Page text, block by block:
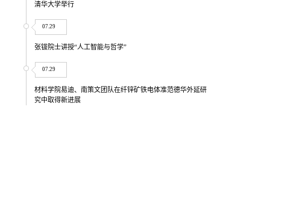
清华大学举行
07.29
张钹院士讲授“人工智能与哲学”
07.29
材料学院易迪、南策文团队在纤锌矿铁电体准范德华外延研
究中取得新进展